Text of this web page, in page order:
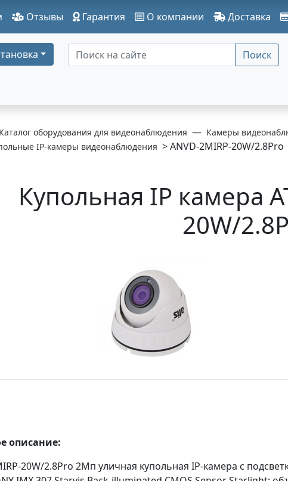
Отзывы Гарантия О компании Доставка
Поиск
Каталог оборудования для видеонаблюдения Камеры
IP-камеры видеонаблюдения > ANVD-2MIRP-20W/2.8Pro
Купольная IP камера
20W/
описание:
20W/2.8Pro 2Мп уличная купольная IP-камера с